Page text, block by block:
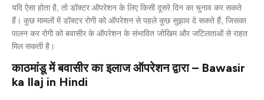
यदि ऐसा होता है, तो डॉक्टर ऑपरेशन के लिए किसी दूसरे दिन का चुनाव कर सकते
हैं। कुछ मामलों में डॉक्टर रोगी को ऑपरेशन से पहले कुछ सुझाव दे सकते हैं, जिसका
पालन कर रोगी को बवासीर के ऑपरेशन के संभावित जोखिम और जटिलताओं से राहत
मिल सकती है।
काठमांडू में बवासीर का इलाज ऑपरेशन द्वारा – Bawasir
ka Ilaj in Hindi